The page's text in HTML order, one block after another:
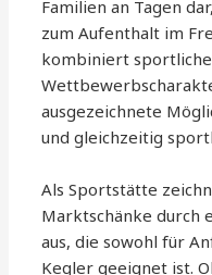
Familien an Tagen
zum Aufenthalt im
kombiniert
ausgezeichnete
und gleichzeitig
Als Sportstätte
Marktschänke durch
aus, die sowohl für
Kegler geeignet ist.